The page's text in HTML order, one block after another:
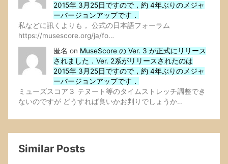
2015年 3月25日ですので，約 4年ぶりのメジャ
ーバージョンアップです．
私などに訊くよりも， 公式の日本語フォーラム
https://musescore.org/ja/fo…
匿名 on MuseScore の Ver. 3 が正式にリリース
されました．Ver. 2系がリリースされたのは
2015年 3月25日ですので，約 4年ぶりのメジャ
ーバージョンアップです．
ミューズスコア３ テヌート等のタイムストレッチ調整でき
ないのですが どうすれば良いかお判りでしょうか…
Similar Posts